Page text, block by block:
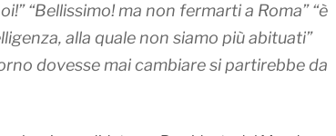
“Bellissimo! ma non fermarti a Roma” “è
alla quale non siamo più abituati”
dovesse mai cambiaresi partirebbe da